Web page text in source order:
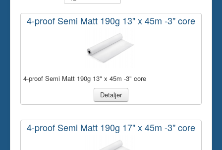
4-proof Semi Matt 190g 13" x 45m -3" core
4-proof Semi Matt 190g 13" x 45m -3" core
Detaljer
4-proof Semi Matt 190g 17" x 45m -3" core